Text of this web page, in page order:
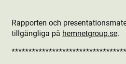
Rapporten och
tillgängliga på hemnetgroup.se.